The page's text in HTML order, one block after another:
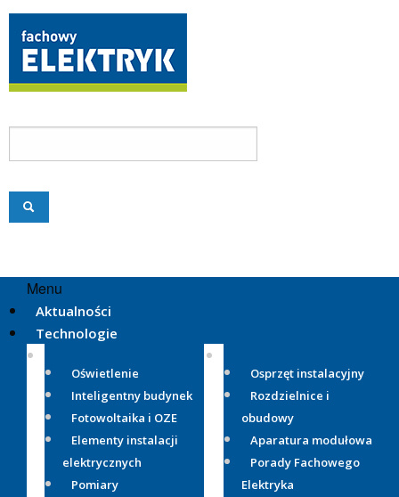
Menu
Aktualności
Technologie
Oświetlenie
Inteligentny budynek
Fotowoltaika i OZE
Elementy instalacji
elektrycznych
Pomiary
Osprzęt instalacyjny
Rozdzielnice i
obudowy
Aparatura modułowa
Porady Fachowego
Elektryka